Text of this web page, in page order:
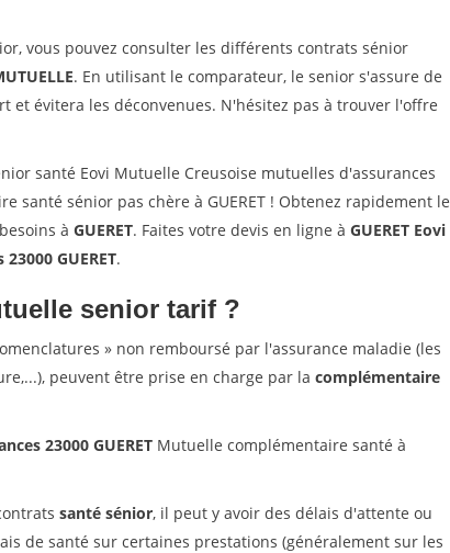
vous pouvez consulter les différents contrats sénior
. En utilisant le comparateur, le senior s'assure de
et évitera les déconvenues. N'hésitez pas à trouver l'offre
santé Eovi Mutuelle Creusoise mutuelles d'assurances
santé sénior pas chère à GUERET ! Obtenez rapidement le
à GUERET. Faites votre devis en ligne à GUERET Eovi
GUERET.
senior tarif ?
» non remboursé par l'assurance maladie (les
peuvent être prise en charge par la complémentaire
23000 GUERET Mutuelle complémentaire santé à
santé sénior, il peut y avoir des délais d'attente ou
de santé sur certaines prestations (généralement sur les